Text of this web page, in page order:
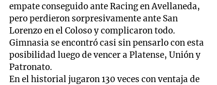
empate conseguido ante Racing en Avellaneda,
pero perdieron sorpresivamente ante San
Lorenzo en el Coloso y complicaron todo.
Gimnasia se encontró casi sin pensarlo con esta
posibilidad luego de vencer a Platense, Unión y
Patronato.
En el historial jugaron 130 veces con ventaja de